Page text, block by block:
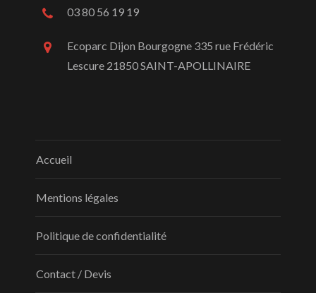
03 80 56 19 19
Ecoparc Dijon Bourgogne 335 rue Frédéric
Lescure 21850 SAINT-APOLLINAIRE
Accueil
Mentions légales
Politique de confidentialité
Contact / Devis